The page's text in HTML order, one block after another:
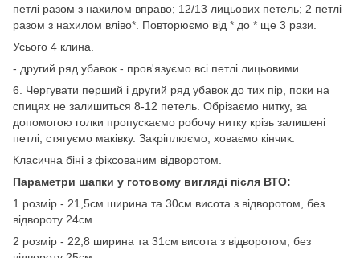
петлі разом з нахилом вправо; 12/13 лицьових петель; 2 петлі
разом з нахилом вліво*. Повторюємо від * до * ще 3 рази.
Усього 4 клина.
- другий ряд убавок - пров'язуємо всі петлі лицьовими.
6. Чергувати перший і другий ряд убавок до тих пір, поки на
спицях не залишиться 8-12 петель. Обрізаємо нитку, за
допомогою голки пропускаємо робочу нитку крізь залишені
петлі, стягуємо маківку. Закріплюємо, ховаємо кінчик.
Класична біні з фіксованим відворотом.
Параметри шапки у готовому вигляді після ВТО:
1 розмір - 21,5см ширина та 30см висота з відворотом, без
відвороту 24см.
2 розмір - 22,8 ширина та 31см висота з відворотом, без